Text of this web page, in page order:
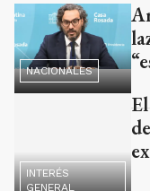
NACIONALES
GENERAL